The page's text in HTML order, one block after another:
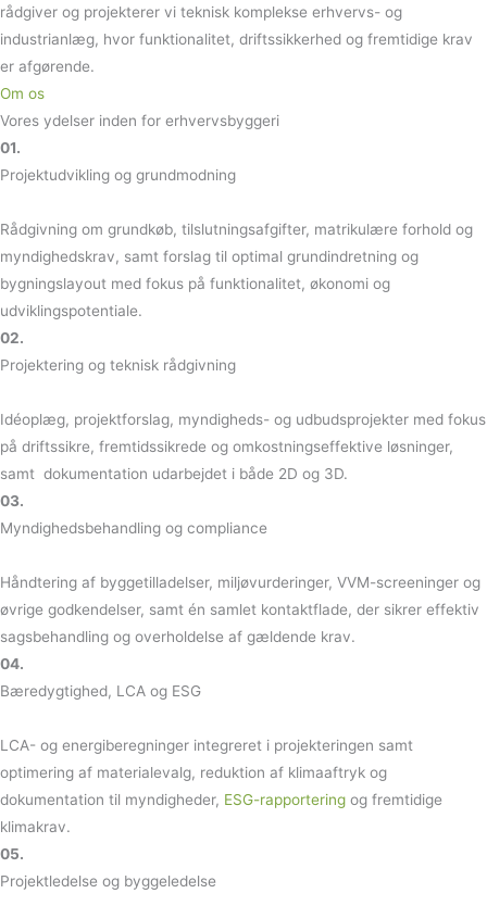
rådgiver og projekterer vi teknisk komplekse erhvervs- og
industrianlæg, hvor funktionalitet, driftssikkerhed og fremtidige krav
er afgørende.
Om os
Vores ydelser inden for erhvervsbyggeri
01.
Projektudvikling og grundmodning
Rådgivning om grundkøb, tilslutningsafgifter, matrikulære forhold og
myndighedskrav, samt forslag til optimal grundindretning og
bygningslayout med fokus på funktionalitet, økonomi og
udviklingspotentiale.
02.
Projektering og teknisk rådgivning
Idéoplæg, projektforslag, myndigheds- og udbudsprojekter med fokus
på driftssikre, fremtidssikrede og omkostningseffektive løsninger,
samt dokumentation udarbejdet i både 2D og 3D.
03.
Myndighedsbehandling og compliance
Håndtering af byggetilladelser, miljøvurderinger, VVM-screeninger og
øvrige godkendelser, samt én samlet kontaktflade, der sikrer effektiv
sagsbehandling og overholdelse af gældende krav.
04.
Bæredygtighed, LCA og ESG
LCA- og energiberegninger integreret i projekteringen samt
optimering af materialevalg, reduktion af klimaaftryk og
dokumentation til myndigheder, ESG-rapportering og fremtidige
klimakrav.
05.
Projektledelse og byggeledelse